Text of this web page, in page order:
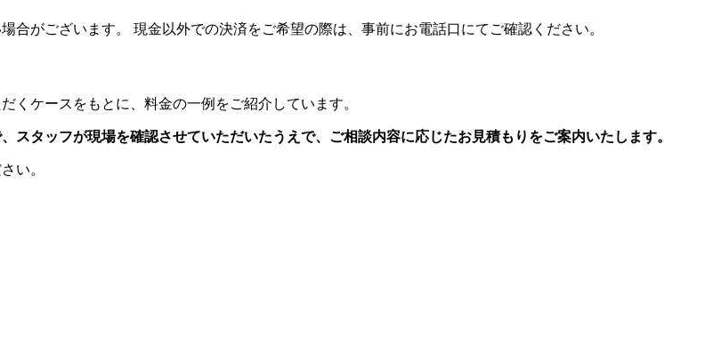
がございます。 現金以外での決済をご希望の際は、事前にお電話口にてご確認ください。
くケースをもとに、料金の一例をご紹介しています。
タッフが現場を確認させていただいたうえで、ご相談内容に応じたお見積もりをご案内いたします。
い。